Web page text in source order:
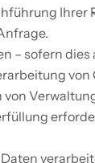
Ihrer
– sofern